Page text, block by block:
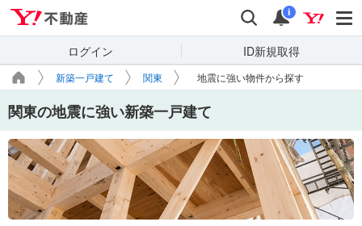
検索 通知
i
ログイン ID新規取得
新築一戸建て 関東 地震に強い物件から探す
関東の地震に強い新築一戸建て